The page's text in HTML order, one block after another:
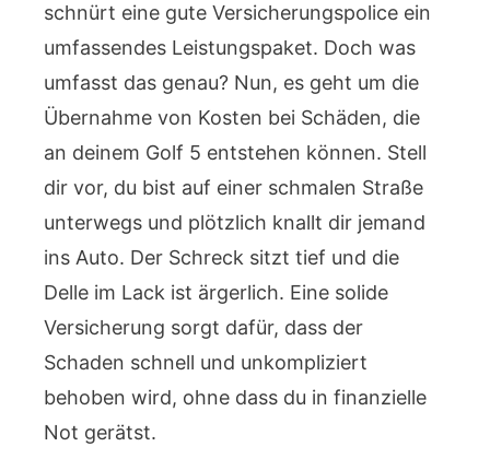
schnürt eine gute Versicherungspolice ein
umfassendes Leistungspaket. Doch was
umfasst das genau? Nun, es geht um die
Übernahme von Kosten bei Schäden, die
an deinem Golf 5 entstehen können. Stell
dir vor, du bist auf einer schmalen Straße
unterwegs und plötzlich knallt dir jemand
ins Auto. Der Schreck sitzt tief und die
Delle im Lack ist ärgerlich. Eine solide
Versicherung sorgt dafür, dass der
Schaden schnell und unkompliziert
behoben wird, ohne dass du in finanzielle
Not gerätst.